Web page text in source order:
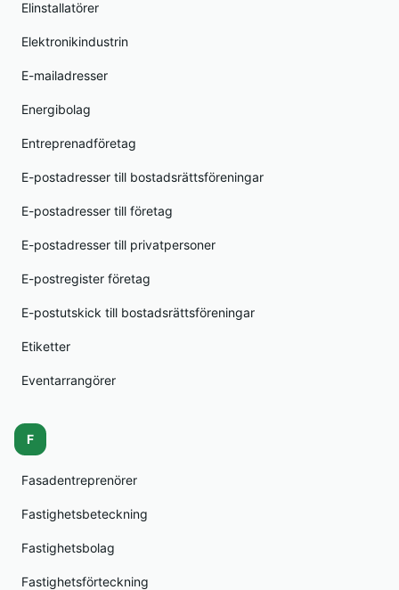
Elinstallatörer
Elektronikindustrin
E-mailadresser
Energibolag
Entreprenadföretag
E-postadresser till bostadsrättsföreningar
E-postadresser till företag
E-postadresser till privatpersoner
E-postregister företag
E-postutskick till bostadsrättsföreningar
Etiketter
Eventarrangörer
F
Fasadentreprenörer
Fastighetsbeteckning
Fastighetsbolag
Fastighetsförteckning